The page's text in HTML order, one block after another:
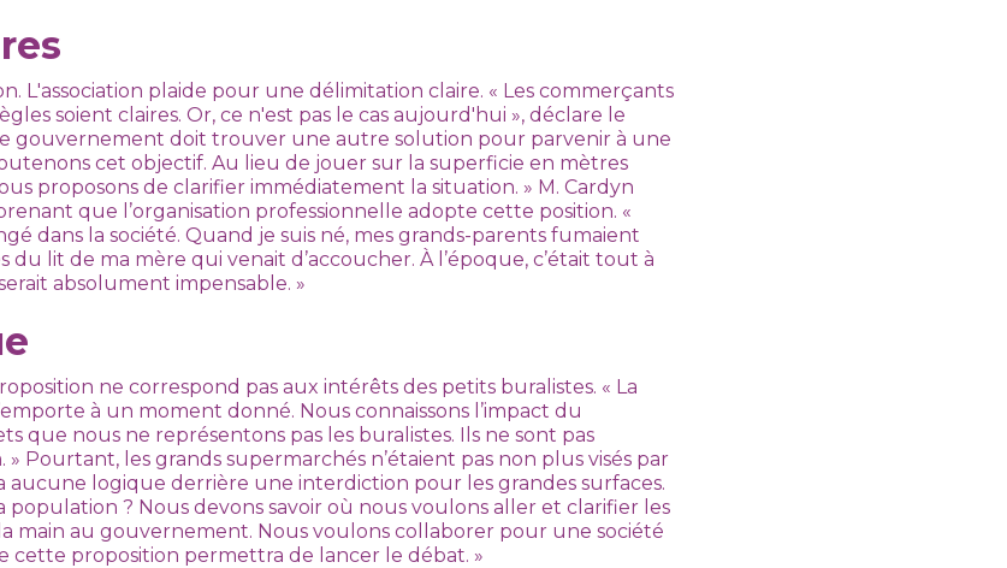
L'association plaide pour une délimitation claire. « Les commerçants
soient claires. Or, ce n'est pas le cas aujourd'hui », déclare le
gouvernement doit trouver une autre solution pour parvenir à une
cet objectif. Au lieu de jouer sur la superficie en mètres
proposons de clarifier immédiatement la situation. » M. Cardyn
que l’organisation professionnelle adopte cette position. «
dans la société. Quand je suis né, mes grands-parents fumaient
lit de ma mère qui venait d’accoucher. À l’époque, c’était tout à
absolument impensable. »
ne correspond pas aux intérêts des petits buralistes. « La
à un moment donné. Nous connaissons l’impact du
que nous ne représentons pas les buralistes. Ils ne sont pas
» Pourtant, les grands supermarchés n’étaient pas non plus visés par
aucune logique derrière une interdiction pour les grandes surfaces.
population ? Nous devons savoir où nous voulons aller et clarifier les
main au gouvernement. Nous voulons collaborer pour une société
cette proposition permettra de lancer le débat. »